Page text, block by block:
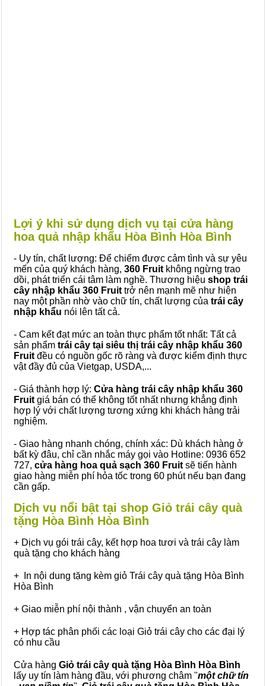
Lợi ý khi sử dụng dịch vụ tại cửa hàng
hoa quả nhập khẩu Hòa Bình Hòa Bình
- Uy tín, chất lượng: Để chiếm được cảm tình và sự yêu
mến của quý khách hàng, 360 Fruit không ngừng trao
dồi, phát triển cái tâm làm nghề. Thương hiệu shop trái
cây nhập khẩu 360 Fruit trở nên mạnh mẽ như hiện
nay một phần nhờ vào chữ tín, chất lượng của trái cây
nhập khẩu nói lên tất cả.
- Cam kết đạt mức an toàn thực phẩm tốt nhất: Tất cả
sản phẩm trái cây tại siêu thị trái cây nhập khẩu 360
Fruit đều có nguồn gốc rõ ràng và được kiểm định thực
vật đầy đủ của Vietgap, USDA,...
- Giá thành hợp lý: Cửa hàng trái cây nhập khẩu 360
Fruit giá bán có thể không tốt nhất nhưng khẳng định
hợp lý với chất lượng tương xứng khi khách hàng trải
nghiệm.
- Giao hàng nhanh chóng, chính xác: Dù khách hàng ở
bất kỳ đâu, chỉ cần nhắc máy gọi vào Hotline: 0936 652
727, cửa hàng hoa quả sạch 360 Fruit sẽ tiến hành
giao hàng miễn phí hỏa tốc trong 60 phút nếu bạn đang
cần gấp.
Dịch vụ nổi bật tại shop Giỏ trái cây quà
tặng Hòa Bình Hòa Bình
+ Dịch vụ gói trái cây, kết hợp hoa tươi và trái cây làm
quà tặng cho khách hàng
+ In nội dung tặng kèm giỏ Trái cây quà tặng Hòa Bình
Hòa Bình
+ Giao miễn phí nội thành , vận chuyển an toàn
+ Hợp tác phân phối các loại Giỏ trái cây cho các đại lý
có nhu cầu
Cửa hàng Giỏ trái cây quà tặng Hòa Bình Hòa Bình
lấy uy tín làm hàng đầu, với phương châm "một chữ tín